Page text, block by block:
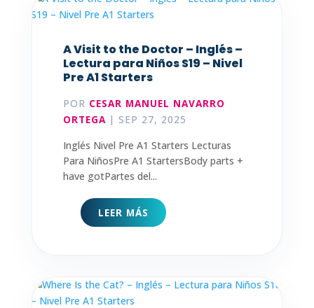
A Visit to the Doctor – Inglés –
Lectura para Niños S19 – Nivel
Pre A1 Starters
POR CESAR MANUEL NAVARRO
ORTEGA | SEP 27, 2025
Inglés Nivel Pre A1 Starters Lecturas
Para NiñosPre A1 StartersBody parts +
have gotPartes del...
LEER MÁS